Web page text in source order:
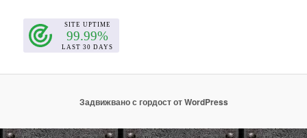
Задвижвано с гордост от WordPress